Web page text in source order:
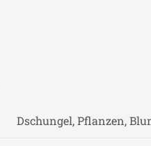
Dschungel, Pflanzen,